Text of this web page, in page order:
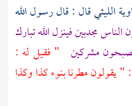
الليثيقال : قال رسول الله
الناس مجدبين فينزل الله تبارك
مشركين " فقيل له :
يقولون مطرنا بنوء كذا وكذا